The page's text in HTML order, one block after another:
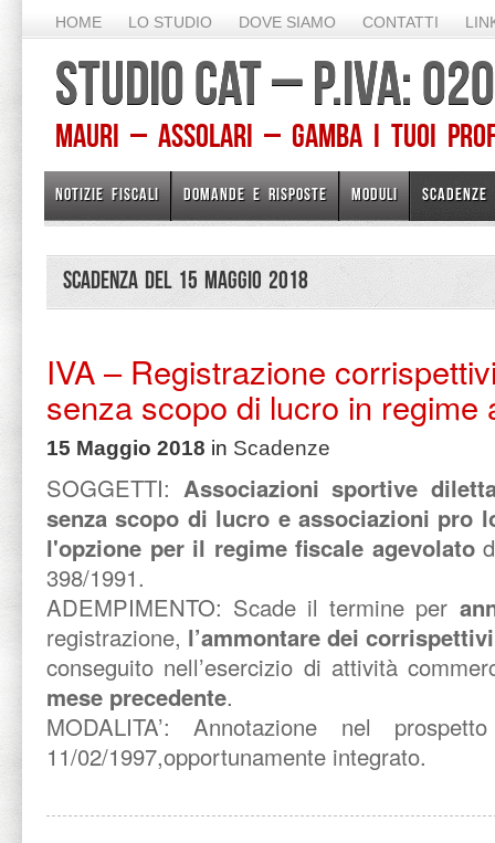
HOME LO STUDIO DOVE SIAMO CONTATTI
STUDIO CAT – P.IVA:
Mauri – Assolari – Gamba I TUOI
NOTIZIE FISCALI DOMANDE E RISPOSTE MODULI SCADENZE
Scadenza del 15 Maggio 2018
IVA – Registrazione
senza scopo di lucro in regime
15 Maggio 2018 in Scadenze
SOGGETTI: Associazioni sportive
senza scopo di lucro e associazioni pro
l'opzione per il regime fiscale agevolato
398/1991.
ADEMPIMENTO: Scade il termine per
registrazione, l’ammontare dei
conseguito nell’esercizio di attività
mese precedente.
MODALITA’: Annotazione nel
11/02/1997,opportunamente integrato.